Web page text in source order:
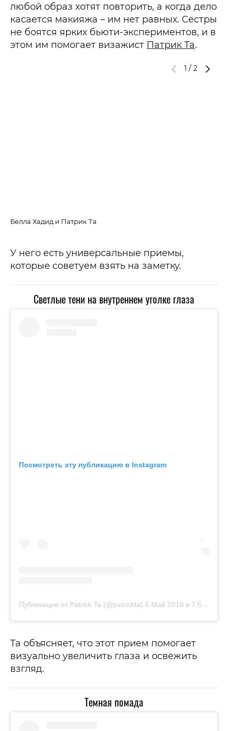
любой образ хотят повторить, а когда дело
касается макияжа – им нет равных. Сестры
не боятся ярких бьюти-экспериментов, и в
этом им помогает визажист Патрик Та.
1 / 2
Белла Хадид и Патрик Та
У него есть универсальные приемы,
которые советуем взять на заметку.
Светлые тени на внутреннем уголке глаза
Посмотреть эту публикацию в Instagram
Публикация от Patrick Ta (@patrickta) 6 Май 2018 в 7:59 PDT
Та объясняет, что этот прием помогает
визуально увеличить глаза и освежить
взгляд.
Темная помада